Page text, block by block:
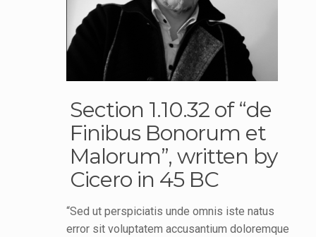
Section 1.10.32 of “de
Finibus Bonorum et
Malorum”, written by
Cicero in 45 BC
“Sed ut perspiciatis unde omnis iste natus
error sit voluptatem accusantium doloremque